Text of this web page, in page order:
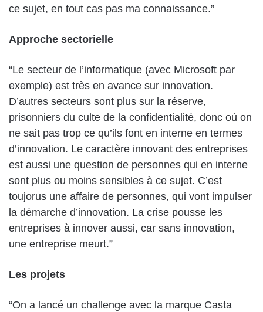
ce sujet, en tout cas pas ma connaissance.”
Approche sectorielle
“Le secteur de l’informatique (avec Microsoft par
exemple) est très en avance sur innovation.
D’autres secteurs sont plus sur la réserve,
prisonniers du culte de la confidentialité, donc où on
ne sait pas trop ce qu’ils font en interne en termes
d’innovation. Le caractère innovant des entreprises
est aussi une question de personnes qui en interne
sont plus ou moins sensibles à ce sujet. C’est
toujorus une affaire de personnes, qui vont impulser
la démarche d’innovation. La crise pousse les
entreprises à innover aussi, car sans innovation,
une entreprise meurt.”
Les projets
“On a lancé un challenge avec la marque Casta